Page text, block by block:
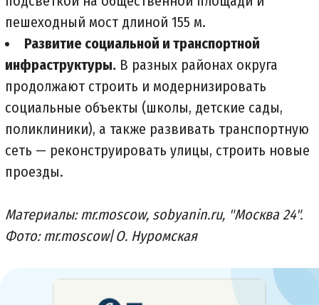
пешеходный мост длиной 155 м.
Развитие социальной и транспортной
инфраструктуры. В разных районах округа
продолжают строить и модернизировать
социальные объекты (школы, детские сады,
поликлиники), а также развивать транспортную
сеть — реконструировать улицы, строить новые
проезды.
Материалы: mr.moscow, sobyanin.ru, "Москва 24".
Фото: mr.moscow/О. Нуромская